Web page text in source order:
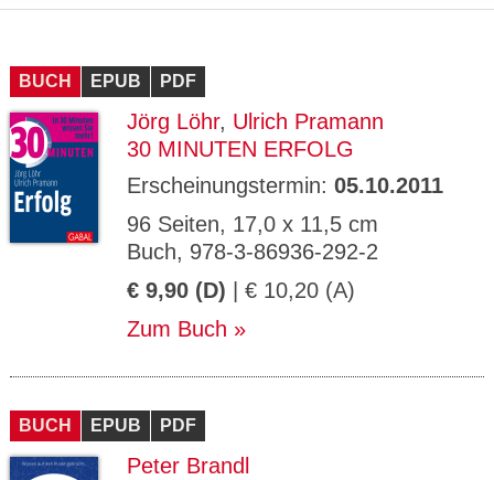
BUCH EPUB PDF
Jörg Löhr, Ulrich Pramann
30 MINUTEN ERFOLG
Erscheinungstermin: 05.10.2011
96 Seiten, 17,0 x 11,5 cm
Buch, 978-3-86936-292-2
€ 9,90 (D) | € 10,20 (A)
Zum Buch
BUCH EPUB PDF
Peter Brandl
Name Zweck
ESSION
_ID
verlag.
de
Session verwendet
GV_CO
OKIES
gabal-
Speichert den Zustimmungsstatus des
Benutzers für Cookies auf der aktuellen
Domäne.